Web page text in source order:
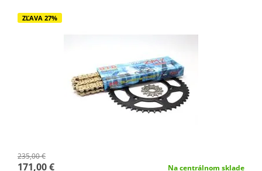
ZĽAVA 27%
235,00 €
171,00 € Na centrálnom sklade